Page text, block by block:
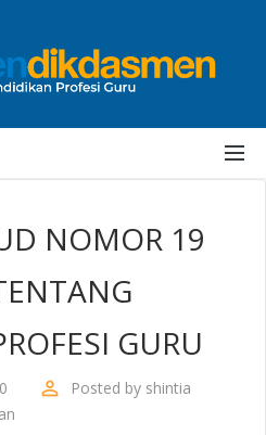
NOMOR 19
GURU
perm_identity Posted by shintia